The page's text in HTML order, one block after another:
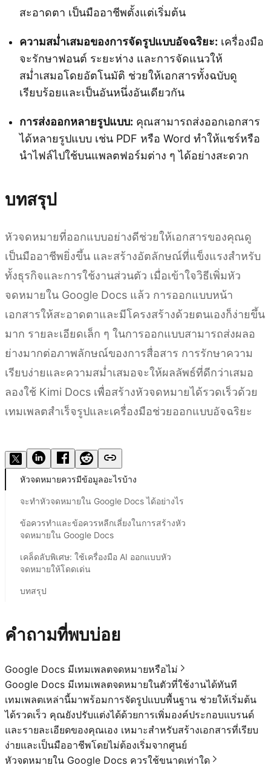
สะอาดตา เป็นมืออาชีพตั้งแต่เริ่มต้น
ความสม่ำเสมอของการจัดรูปแบบอัจฉริยะ: เครื่องมือ
จะรักษาฟอนต์ ระยะห่าง และการจัดแนวให้
สม่ำเสมอโดยอัตโนมัติ ช่วยให้เอกสารทั้งฉบับดู
เรียบร้อยและเป็นอันหนึ่งอันเดียวกัน
การส่งออกหลายรูปแบบ: คุณสามารถส่งออกเอกสาร
ได้หลายรูปแบบ เช่น PDF หรือ Word ทำให้แชร์หรือ
นำไฟล์ไปใช้บนแพลตฟอร์มต่าง ๆ ได้อย่างสะดวก
บทสรุป
หัวจดหมายที่ออกแบบอย่างดีช่วยให้เอกสารของคุณดู
เป็นมืออาชีพยิ่งขึ้น และสร้างอัตลักษณ์ที่แข็งแรงสำหรับ
ทั้งธุรกิจและการใช้งานส่วนตัว เมื่อเข้าใจวิธีเพิ่มหัว
จดหมายใน Google Docs แล้ว การออกแบบหน้า
เอกสารให้สะอาดตาและมีโครงสร้างด้วยตนเองก็ง่ายขึ้น
มาก รายละเอียดเล็ก ๆ ในการออกแบบสามารถส่งผลอ
ย่างมากต่อภาพลักษณ์ของการสื่อสาร การรักษาความ
เรียบง่ายและความสม่ำเสมอจะให้ผลลัพธ์ที่ดีกว่าเสมอ
ลองใช้ Kimi Docs เพื่อสร้างหัวจดหมายได้รวดเร็วด้วย
เทมเพลตสำเร็จรูปและเครื่องมือช่วยออกแบบอัจฉริยะ
หัวจดหมายควรมีข้อมูลอะไรบ้าง
จะทำหัวจดหมายใน Google Docs ได้อย่างไร
ข้อควรทำและข้อควรหลีกเลี่ยงในการสร้างหัว
จดหมายใน Google Docs
เคล็ดลับพิเศษ: ใช้เครื่องมือ AI ออกแบบหัว
จดหมายให้โดดเด่น
บทสรุป
คำถามที่พบบ่อย
Google Docs มีเทมเพลตจดหมายหรือไม่
Google Docs มีเทมเพลตจดหมายในตัวที่ใช้งานได้ทันที
เทมเพลตเหล่านี้มาพร้อมการจัดรูปแบบพื้นฐาน ช่วยให้เริ่มต้น
ได้รวดเร็ว คุณยังปรับแต่งได้ด้วยการเพิ่มองค์ประกอบแบรนด์
และรายละเอียดของคุณเอง เหมาะสำหรับสร้างเอกสารที่เรียบ
ง่ายและเป็นมืออาชีพโดยไม่ต้องเริ่มจากศูนย์
หัวจดหมายใน Google Docs ควรใช้ขนาดเท่าใด